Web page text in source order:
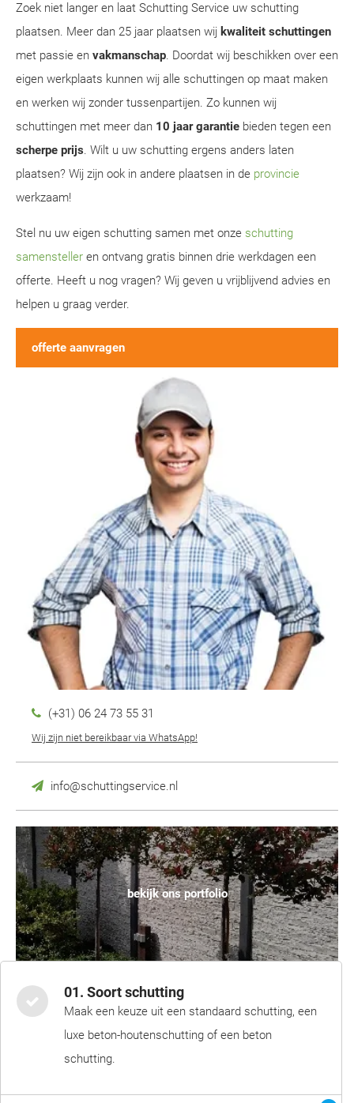
Zoek niet langer en laat Schutting Service uw schutting
plaatsen. Meer dan 25 jaar plaatsen wij kwaliteit schuttingen
met passie en vakmanschap. Doordat wij beschikken over een
eigen werkplaats kunnen wij alle schuttingen op maat maken
en werken wij zonder tussenpartijen. Zo kunnen wij
schuttingen met meer dan 10 jaar garantie bieden tegen een
scherpe prijs. Wilt u uw schutting ergens anders laten
plaatsen? Wij zijn ook in andere plaatsen in de provincie
werkzaam!
Stel nu uw eigen schutting samen met onze schutting
samensteller en ontvang gratis binnen drie werkdagen een
offerte. Heeft u nog vragen? Wij geven u vrijblijvend advies en
helpen u graag verder.
offerte aanvragen
(+31) 06 24 73 55 31
Wij zijn niet bereikbaar via WhatsApp!
info@schuttingservice.nl
bekijk ons portfolio
01. Soort schutting
Maak een keuze uit een standaard schutting, een
luxe beton-houtenschutting of een beton
schutting.